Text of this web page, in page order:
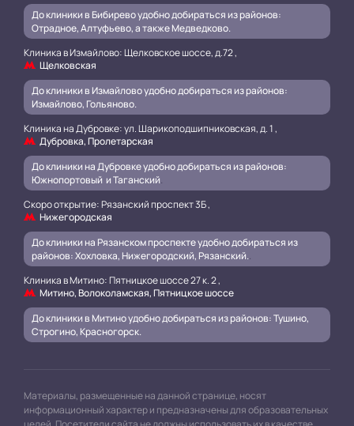
До клиники в Бибирево удобно добираться из районов:
Отрадное, Алтуфьево, а также Медведково.
Клиника в Измайлово: Щелковское шоссе, д.72 ,
Щелковская
До клиники в Измайлово удобно добираться из районов:
Измайлово, Гольяново.
Клиника на Дубровке: ул. Шарикоподшипниковская, д. 1 ,
Дубровка, Пролетарская
До клиники на Дубровке удобно добираться из районов:
Южнопортовый и Таганский.
Скоро открытие: Рязанский проспект 3Б ,
Нижегородская
До клиники на Рязанском проспекте удобно добираться из
районов: Хохловка, Нижегородский, Рязанский..
Клиника в Митино: Пятницкое шоссе 27 к. 2 ,
Митино, Волоколамская, Пятницкое шоссе
До клиники в Митино удобно добираться из районов: Тушино,
Строгино, Красногорск.
Материалы, размещенные на данной странице, носят
информационный характер и предназначены для образовательных